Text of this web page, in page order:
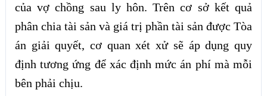
của vợ chồng sau ly hôn. Trên cơ sở kết quả
phân chia tài sản và giá trị phần tài sản được Tòa
án giải quyết, cơ quan xét xử sẽ áp dụng quy
định tương ứng để xác định mức án phí mà mỗi
bên phải chịu.